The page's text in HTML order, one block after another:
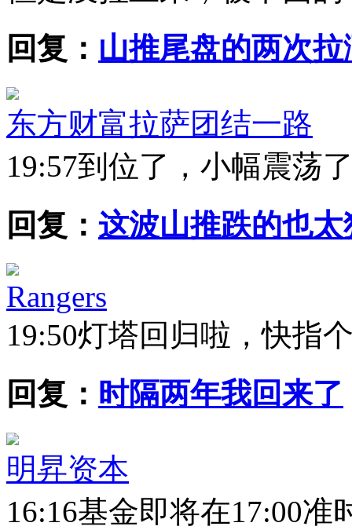
回复： 山推尾盘的两次
东方财富拉萨团结一路
19:57到位了，小幅震荡
回复： 这波山推跌的也太
Rangers
19:50灯塔回归啦，快指
回复： 时隔两年我回来了
明昇资本
16:16基金即将在17:00准